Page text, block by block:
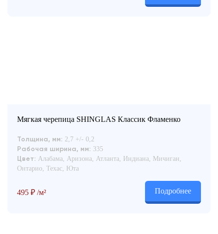
Мягкая черепица SHINGLAS Классик Фламенко
Толщина, мм: 2,7 +/- 0,2
Рабочая ширина, мм: 335
Цвет: Алабама, Аризона, Атланта, Индиана, Мичиган,
Онтарио, Техас, Юта
495 ₽ /м² Подробнее